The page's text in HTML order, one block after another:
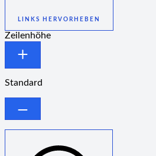
LINKS HERVORHEBEN
Zeilenhöhe
Standard